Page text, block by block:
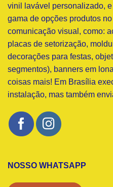
vinil lavável personalizado,
gama de opções produtos
comunicação visual, como:
placas de setorização,
decorações para festas,
segmentos), banners em
coisas mais! Em Brasília
instalação, mas também
NOSSO WHATSAPP